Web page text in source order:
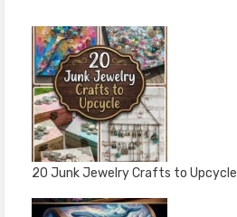
20 Junk Jewelry Crafts to Upcycle